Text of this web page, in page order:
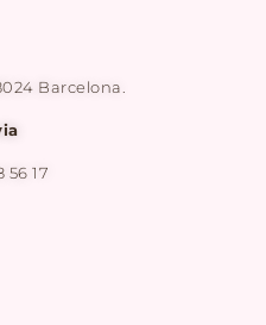
Barcelona.
56 17